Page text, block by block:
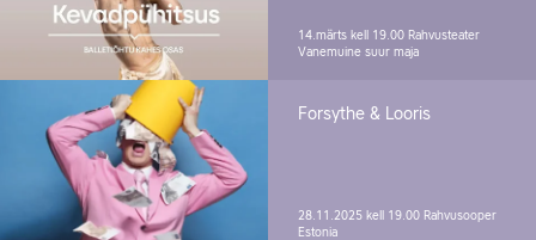
14.märts kell 19.00 Rahvusteater
Vanemuine suur maja
Forsythe & Looris
28.11.2025 kell 19.00 Rahvusooper
Estonia